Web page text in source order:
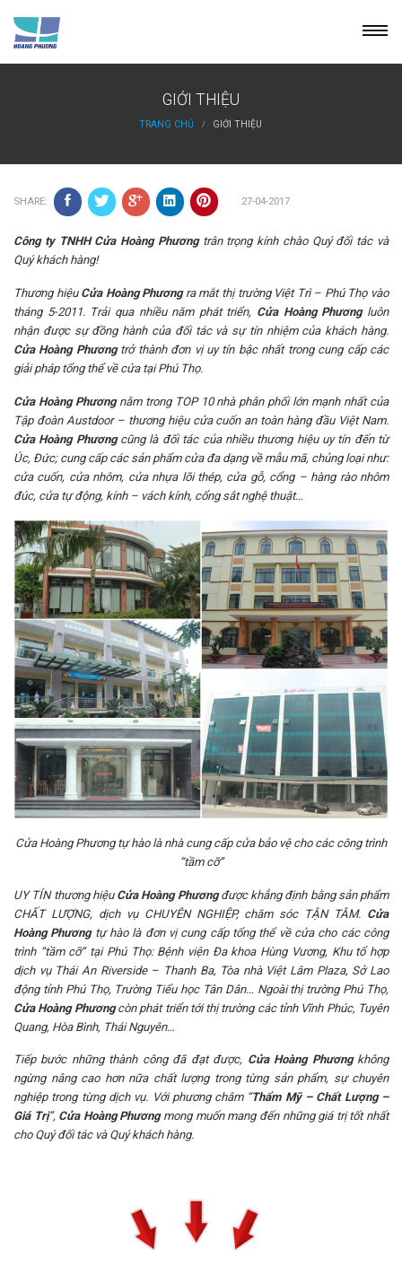
content
GIỚI THIỆU
TRANG CHỦ GIỚI THIỆU
SHARE: 27-04-2017
Công ty TNHH Cửa Hoàng Phươngtrân trọng kính chào Quý đối tác và
Quý khách hàng!
Thương hiệu Cửa Hoàng Phươngra mắt thị trường Việt Trì – Phú Thọ vào
tháng 5-2011. Trải qua nhiều năm phát triển, Cửa Hoàng Phươngluôn
nhận được sự đồng hành của đối tác và sự tín nhiệm của khách hàng.
Cửa Hoàng Phương trở thành đơn vị uy tín bậc nhất trong cung cấp các
giải pháp tổng thể về cửa tại Phú Thọ.
Cửa Hoàng Phươngnằm trong TOP 10 nhà phân phối lớn mạnh nhất của
Tập đoàn Austdoor – thương hiệu cửa cuốn an toàn hàng đầu Việt Nam.
Cửa Hoàng Phươngcũng là đối tác của nhiều thương hiệu uy tín đến từ
Úc, Đức; cung cấp các sản phẩm cửa đa dạng về mẫu mã, chủng loại như:
cửa cuốn, cửa nhôm, cửa nhựa lõi thép, cửa gỗ, cổng – hàng rào nhôm
đúc, cửa tự động, kính – vách kính, cổng sắt nghệ thuật…
Cửa Hoàng Phương tự hào là nhà cung cấp cửa bảo vệ cho các công trình
“tầm cỡ”
UY TÍN thương hiệu Cửa Hoàng Phươngđược khẳng định bằng sản phẩm
CHẤT LƯỢNG, dịch vụ CHUYÊN NGHIỆP, chăm sóc TẬN TÂM. Cửa
Hoàng Phươngtự hào là đơn vị cung cấp tổng thể về cửa cho các công
trình “tầm cỡ” tại Phú Thọ: Bệnh viện Đa khoa Hùng Vương, Khu tổ hợp
dịch vụ Thái An Riverside – Thanh Ba, Tòa nhà Việt Lâm Plaza, Sở Lao
động tỉnh Phú Thọ, Trường Tiểu học Tân Dân… Ngoài thị trường Phú Thọ,
Cửa Hoàng Phươngcòn phát triển tới thị trường các tỉnh Vĩnh Phúc, Tuyên
Quang, Hòa Bình, Thái Nguyên…
Tiếp bước những thành công đã đạt được, Cửa Hoàng Phươngkhông
ngừng nâng cao hơn nữa chất lượng trong từng sản phẩm, sự chuyên
nghiệp trong từng dịch vụ. Với phương châm “Thẩm Mỹ – Chất Lượng –
Giá Trị”, Cửa Hoàng Phươngmong muốn mang đến những giá trị tốt nhất
cho Quý đối tác và Quý khách hàng.